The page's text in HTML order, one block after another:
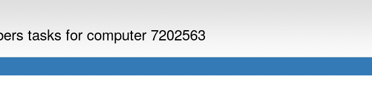
tasks for computer 7202563